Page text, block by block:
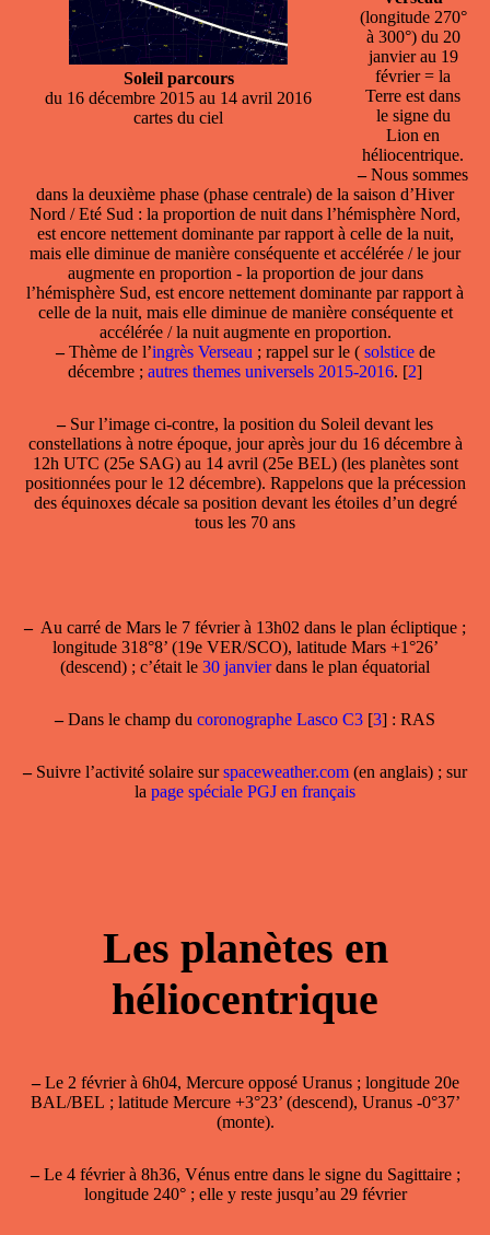
Soleil parcours
du 16 décembre 2015 au 14 avril 2016
cartes du ciel
(longitude 270°
à 300°) du 20
janvier au 19
février = la
Terre est dans
le signe du
Lion en
héliocentrique.
–Nous sommes
dans la deuxième phase (phase centrale) de la saison d’Hiver
Nord / Eté Sud : la proportion de nuit dans l’hémisphère Nord,
est encore nettement dominante par rapport à celle de la nuit,
mais elle diminue de manière conséquente et accélérée / le jour
augmente en proportion - la proportion de jour dans
l’hémisphère Sud, est encore nettement dominante par rapport à
celle de la nuit, mais elle diminue de manière conséquente et
accélérée / la nuit augmente en proportion.
–Thème de l’ingrès Verseau ; rappel sur le (solsticede
décembre ; autres themes universels 2015-2016. [2]
–Sur l’image ci-contre, la position du Soleil devant les
constellations à notre époque, jour après jour du 16 décembre à
12h UTC (25e SAG) au 14 avril (25e BEL) (les planètes sont
positionnées pour le 12 décembre). Rappelons que la précession
des équinoxes décale sa position devant les étoiles d’un degré
tous les 70 ans
– Au carré de Mars le 7 février à 13h02 dans le plan écliptique ;
longitude 318°8’ (19e VER/SCO), latitude Mars +1°26’
(descend) ; c’était le 30 janvierdans le plan équatorial
– Dans le champ du coronographe Lasco C3 [3] : RAS
–Suivre l’activité solaire surspaceweather.com (en anglais) ; sur
la page spéciale PGJ en français
Les planètes en
héliocentrique
–Le 2 février à 6h04, Mercure opposé Uranus ; longitude 20e
BAL/BEL ; latitude Mercure +3°23’ (descend), Uranus -0°37’
(monte).
–Le 4 février à 8h36, Vénus entre dans le signe du Sagittaire ;
longitude 240° ; elle y reste jusqu’au 29 février